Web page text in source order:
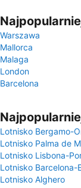
Warszawa
Mallorca
Malaga
London
Barcelona
Lotnisko Bergamo-
Lotnisko Palma de
Lotnisko Lisbona-
Lotnisko Barcelona-
Lotnisko Alghero